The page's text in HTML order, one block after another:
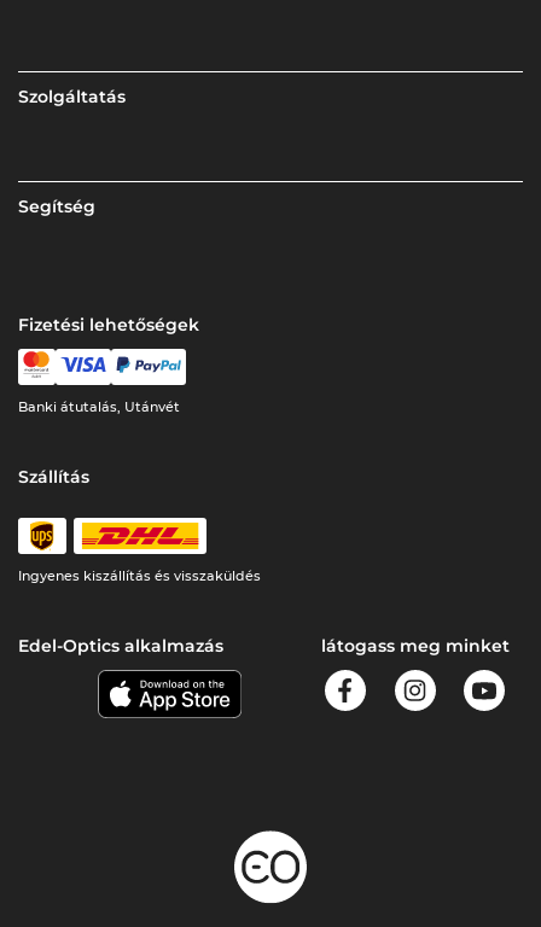
Szolgáltatás
Segítség
Fizetési lehetőségek
Banki átutalás, Utánvét
Szállítás
Ingyenes kiszállítás és visszaküldés
Edel-Optics alkalmazás látogass meg minket